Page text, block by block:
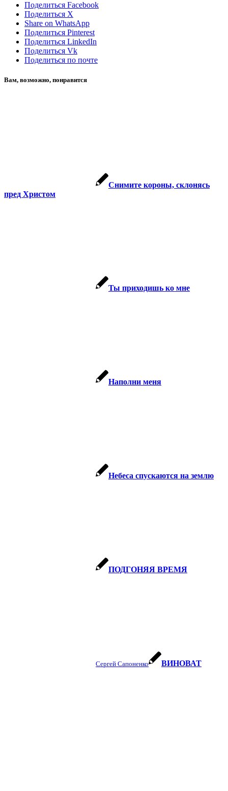
Поделиться Facebook
Поделиться X
Share on WhatsApp
Поделиться Pinterest
Поделиться LinkedIn
Поделиться Vk
Поделиться по почте
Вам, возможно, понравится
Снимите короны, склонясь
пред Христом
Ты приходишь ко мне
Наполни меня
Небеса спускаются на землю
ПОДГОНЯЯ ВРЕМЯ
Сергей Сапоненко ВИНОВАТ